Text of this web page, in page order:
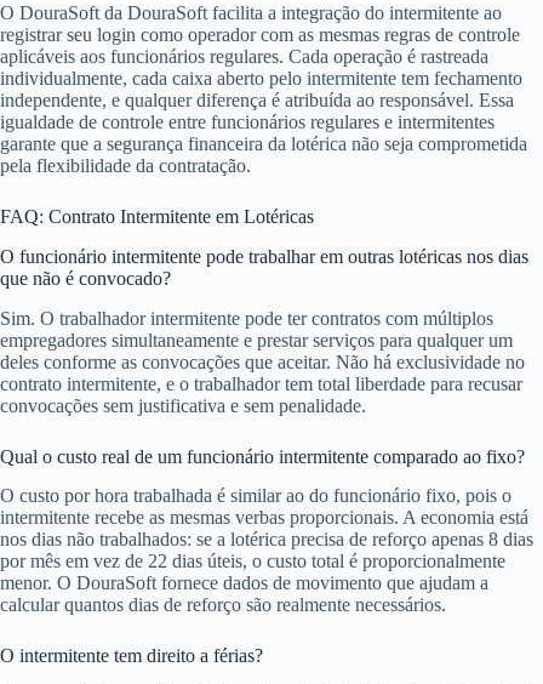
O DouraSoft da DouraSoft facilita a integração do intermitente ao
registrar seu login como operador com as mesmas regras de controle
aplicáveis aos funcionários regulares. Cada operação é rastreada
individualmente, cada caixa aberto pelo intermitente tem fechamento
independente, e qualquer diferença é atribuída ao responsável. Essa
igualdade de controle entre funcionários regulares e intermitentes
garante que a segurança financeira da lotérica não seja comprometida
pela flexibilidade da contratação.
FAQ: Contrato Intermitente em Lotéricas
O funcionário intermitente pode trabalhar em outras lotéricas nos dias
que não é convocado?
Sim. O trabalhador intermitente pode ter contratos com múltiplos
empregadores simultaneamente e prestar serviços para qualquer um
deles conforme as convocações que aceitar. Não há exclusividade no
contrato intermitente, e o trabalhador tem total liberdade para recusar
convocações sem justificativa e sem penalidade.
Qual o custo real de um funcionário intermitente comparado ao fixo?
O custo por hora trabalhada é similar ao do funcionário fixo, pois o
intermitente recebe as mesmas verbas proporcionais. A economia está
nos dias não trabalhados: se a lotérica precisa de reforço apenas 8 dias
por mês em vez de 22 dias úteis, o custo total é proporcionalmente
menor. O DouraSoft fornece dados de movimento que ajudam a
calcular quantos dias de reforço são realmente necessários.
O intermitente tem direito a férias?